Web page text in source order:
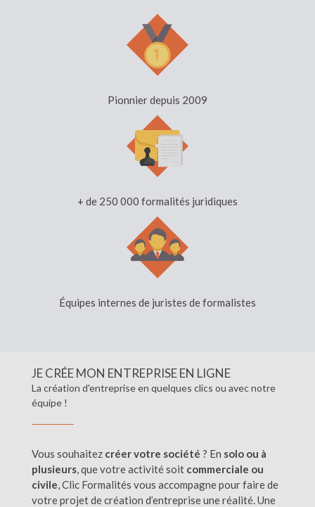
Pionnier depuis 2009
+ de 250 000 formalités juridiques
Équipes internes de juristes de formalistes
JE CRÉE MON ENTREPRISE EN LIGNE
La création d'entreprise en quelques clics ou avec notre
équipe !
Vous souhaitez créer votre société ? En solo ou à
plusieurs, que votre activité soit commerciale ou
civile, Clic Formalités vous accompagne pour faire de
votre projet de création d’entreprise une réalité. Une